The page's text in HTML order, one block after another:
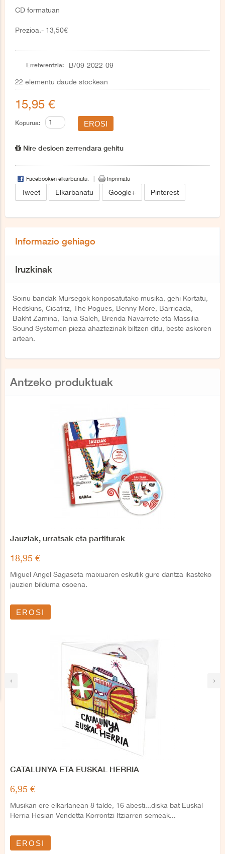
CD formatuan
Prezioa.- 13,50€
Erreferentzia: B/09-2022-09
22 elementu daude stockean
15,95 €
Kopurua:
Nire desioen zerrendara gehitu
Facebooken elkarbanatu. Inprimatu
Tweet Elkarbanatu Google+ Pinterest
Informazio gehiago
Iruzkinak
Soinu bandak Mursegok konposatutako musika, gehi Kortatu,
Redskins, Cicatriz, The Pogues, Benny More, Barricada,
Bakht Zamina, Tania Saleh, Brenda Navarrete eta Massilia
Sound Systemen pieza ahaztezinak biltzen ditu, beste askoren
artean.
Antzeko produktuak
‹ ›
Jauziak, urratsak eta partiturak
18,95 €
Miguel Angel Sagaseta maixuaren eskutik gure dantza ikasteko
jauzien bilduma osoena.
EROSI
CATALUNYA ETA EUSKAL HERRIA
6,95 €
Musikan ere elkarlanean 8 talde, 16 abesti...diska bat Euskal
Herria Hesian Vendetta Korrontzi Itziarren semeak...
EROSI